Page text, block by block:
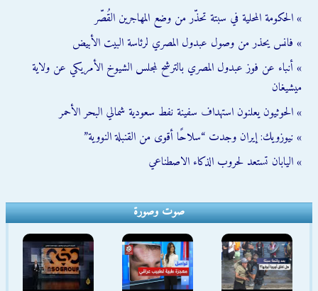
» الحكومة المحلية في سبتة تحذّر من وضع المهاجرين القُصّر
» فانس يحذر من وصول عبدول المصري لرئاسة البيت الأبيض
» أنباء عن فوز عبدول المصري بالترشح لمجلس الشيوخ الأمريكي عن ولاية
ميشيغان
» الحوثيون يعلنون استهداف سفينة نفط سعودية شمالي البحر الأحمر
» نيوزويك: إيران وجدت “سلاحًا أقوى من القنبلة النووية”
» اليابان تستعد لحروب الذكاء الاصطناعي
صوت وصورة